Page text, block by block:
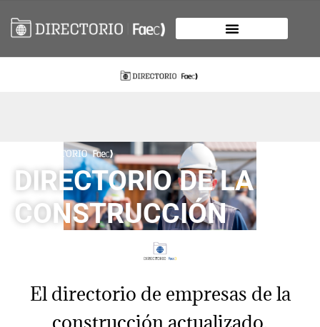
DIRECTORIO DE LA
CONSTRUCCIÓN
El directorio de empresas de la